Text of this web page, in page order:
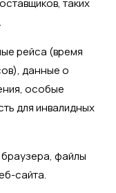
таких
рейса (время
данные о
особые
для инвалидных
браузера, файлы
сайта.